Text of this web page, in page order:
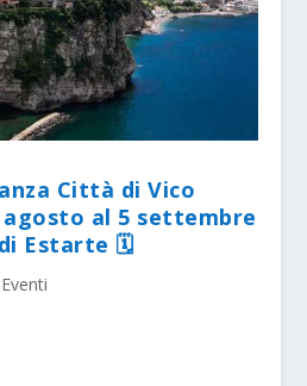
Città di Vico
agosto al 5 settembre
Estarte 🗓
Eventi